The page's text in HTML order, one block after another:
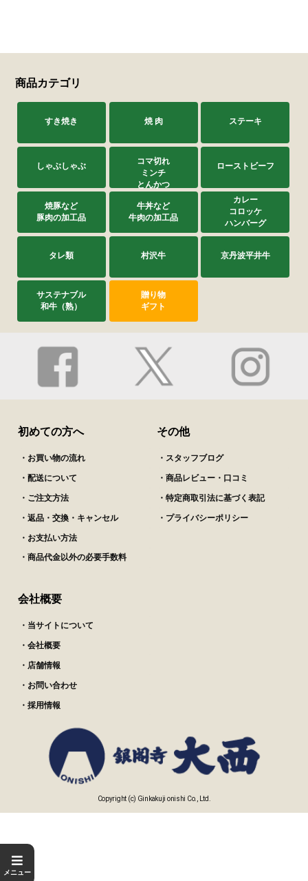
メニュー
商品カテゴリ
すき焼き 焼 肉 ステーキ
しゃぶしゃぶ
コマ切れ
ミンチ
とんかつ
ローストビーフ
焼豚など
豚肉の加工品
牛丼など
牛肉の加工品
カレー
コロッケ
ハンバーグ
タレ類 村沢牛 京丹波平井牛
サステナブル
和牛（熟）
贈り物
ギフト
初めての方へ
・お買い物の流れ
・配送について
・ご注文方法
・返品・交換・キャンセル
・お支払い方法
・商品代金以外の必要手数料
その他
・スタッフブログ
・商品レビュー・口コミ
・特定商取引法に基づく表記
・プライバシーポリシー
会社概要
・当サイトについて
・会社概要
・店舗情報
・お問い合わせ
・採用情報
Copyright (c) Ginkakuji onishi Co., Ltd.